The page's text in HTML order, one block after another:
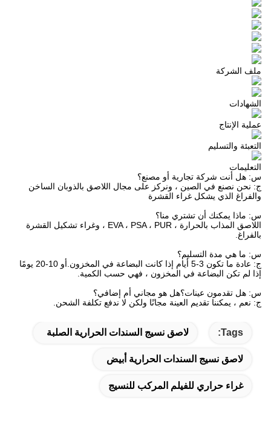
ملف الشركة
الشهادات
عملية الإنتاج
التعبئة والتسليم
التعليمات
س: هل أنت شركة تجارية أو مصنع؟
ج: نحن نصنع في الصين ، ونركز على مجال اللاصق بالذوبان الساخن
والفراغ الذي يشكل غراء القشرة
س: ماذا يمكنك أن تشتري منا؟
اللاصق المذاب بالحرارة ، EVA ، PSA ، PUR ، وغراء تشكيل القشرة
بالفراغ.
س: ما هي مدة التسليم؟
ج: عادة ما تكون 3-5 أيام إذا كانت البضاعة في المخزون.أو 10-20 يومًا
إذا لم تكن البضاعة في المخزون ، فهي حسب الكمية.
س: هل تقدمون عينات؟هل هو مجاني أم إضافي؟
ج: نعم ، يمكننا تقديم العينة مجانًا ولكن لا ندفع تكلفة الشحن.
Tags: لاصق نسيج السندات الحرارية الصلبة
لاصق نسيج السندات الحرارية أبيض
غراء حراري للفيلم المركب للنسيج